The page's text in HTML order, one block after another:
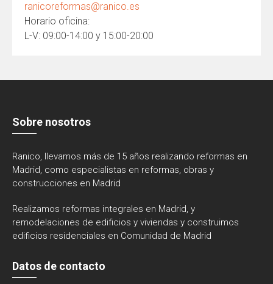
ranicoreformas@ranico.es
Horario oficina:
L-V: 09:00-14:00 y 15:00-20:00
Sobre nosotros
Ranico, llevamos más de 15 años realizando reformas en
Madrid, como especialistas en reformas, obras y
construcciones en Madrid
Realizamos reformas integrales en Madrid, y
remodelaciones de edificios y viviendas y construimos
edificios residenciales en Comunidad de Madrid
Datos de contacto